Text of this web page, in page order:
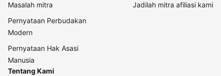
Masalah mitra
Pernyataan Perbudakan
Modern
Pernyataan Hak Asasi
Manusia
Jadilah mitra afiliasi kami
Tentang Kami